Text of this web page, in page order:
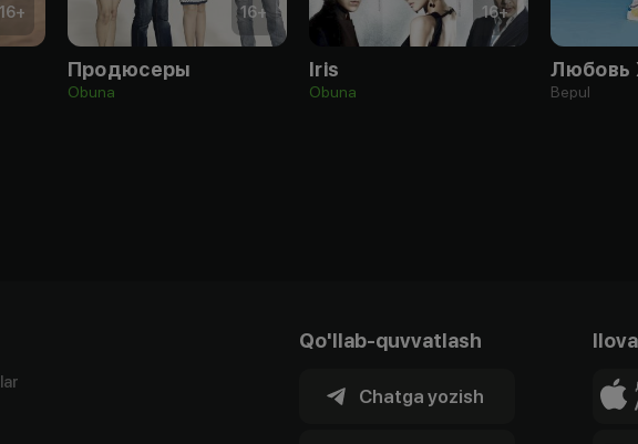
16+ 16+
Продюсеры
Obuna
16+
Iris
Obuna
Любовь
Bepul
Qo'llab-quvvatlash
Chatga yozish